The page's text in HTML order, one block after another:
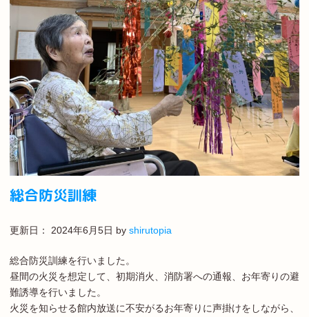
総合防災訓練
更新日： 2024年6月5日 by shirutopia
総合防災訓練を行いました。
昼間の火災を想定して、初期消火、消防署への通報、お年寄りの避
難誘導を行いました。
火災を知らせる館内放送に不安がるお年寄りに声掛けをしながら、